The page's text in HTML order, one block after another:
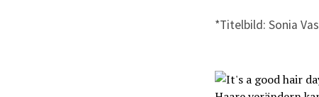
*Titelbild: Sonia